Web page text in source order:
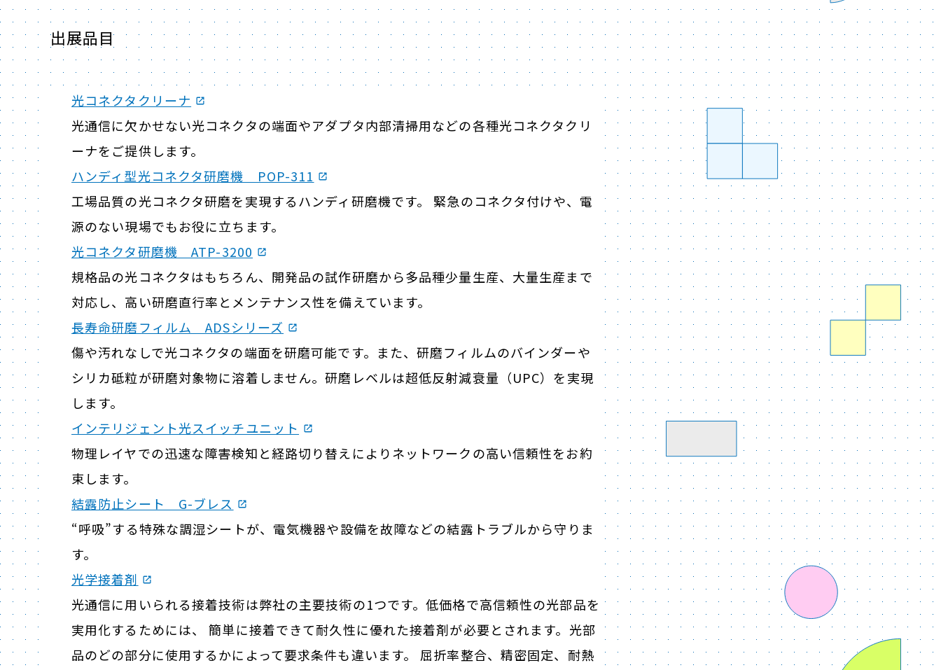
出展品目
光コネクタクリーナ
光通信に欠かせない光コネクタの端面やアダプタ内部清掃用などの各種光コネクタクリ
ーナをご提供します。
ハンディ型光コネクタ研磨機 POP-311
工場品質の光コネクタ研磨を実現するハンディ研磨機です。 緊急のコネクタ付けや、電
源のない現場でもお役に立ちます。
光コネクタ研磨機 ATP-3200
規格品の光コネクタはもちろん、開発品の試作研磨から多品種少量生産、大量生産まで
対応し、高い研磨直行率とメンテナンス性を備えています。
長寿命研磨フィルム ADSシリーズ
傷や汚れなしで光コネクタの端面を研磨可能です。また、研磨フィルムのバインダーや
シリカ砥粒が研磨対象物に溶着しません。研磨レベルは超低反射減衰量（UPC）を実現
します。
インテリジェント光スイッチユニット
物理レイヤでの迅速な障害検知と経路切り替えによりネットワークの高い信頼性をお約
束します。
結露防止シート G-ブレス
“呼吸”する特殊な調湿シートが、電気機器や設備を故障などの結露トラブルから守りま
す。
光学接着剤
光通信に用いられる接着技術は弊社の主要技術の1つです。低価格で高信頼性の光部品を
実用化するためには、 簡単に接着できて耐久性に優れた接着剤が必要とされます。光部
品のどの部分に使用するかによって要求条件も違います。 屈折率整合、精密固定、耐熱